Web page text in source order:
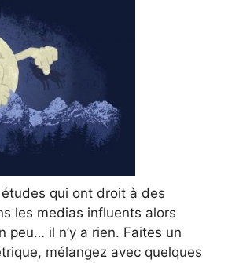
qui ont droit à des
les medias influents alors
peu… il n’y a rien. Faites un
mélangez avec quelques